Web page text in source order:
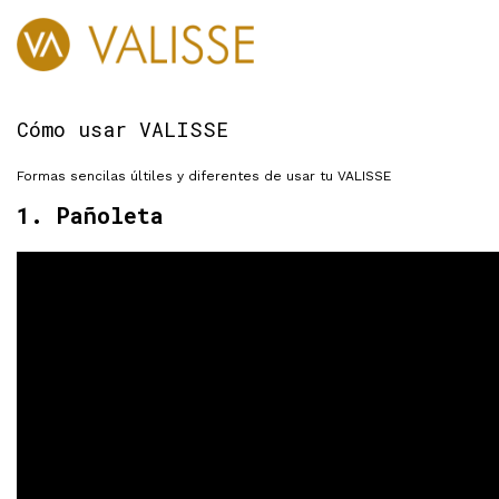
Cómo usar VALISSE
Formas sencilas últiles y diferentes de usar tu VALISSE
1. Pañoleta